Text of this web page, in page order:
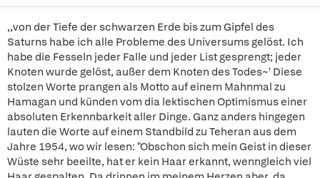
,,von der Tiefe der schwarzen Erde bis zum Gipfel des
Saturns habe ich alle Probleme des Universums gelöst. Ich
habe die Fesseln jeder Falle und jeder List gesprengt; jeder
Knoten wurde gelöst, außer dem Knoten des Todes~' Diese
stolzen Worte prangen als Motto auf einem Mahnmal zu
Hamagan und künden vom dia lektischen Optimismus einer
absoluten Erkennbarkeit aller Dinge. Ganz anders hingegen
lauten die Worte auf einem Standbild zu Teheran aus dem
Jahre 1954, wo wir lesen: "Obschon sich mein Geist in dieser
Wüste sehr beeilte, hat er kein Haar erkannt, wenngleich viel